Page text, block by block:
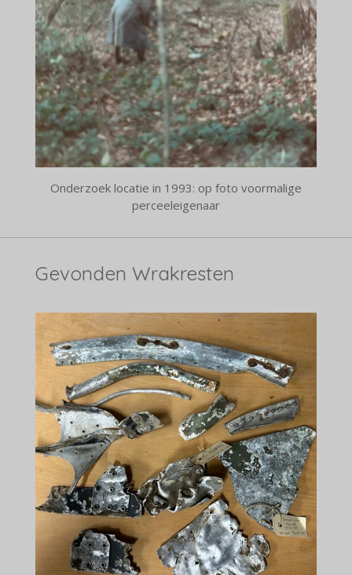
Onderzoek locatie in 1993: op foto voormalige
perceeleigenaar
Gevonden Wrakresten